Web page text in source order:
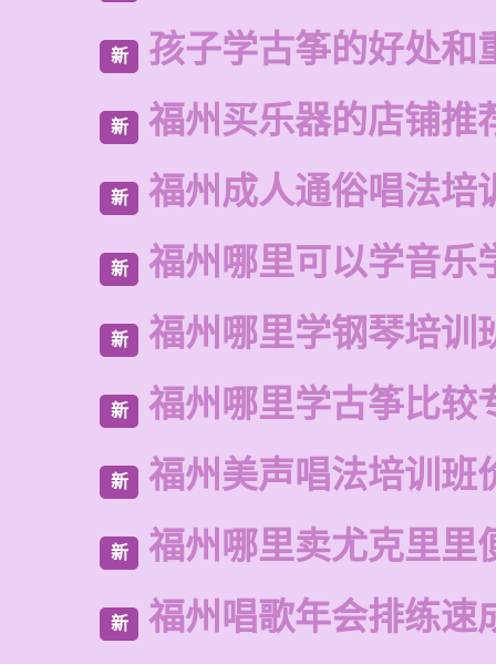
新 孩子学古筝的好处和
新 福州买乐器的店铺推
新 福州成人通俗唱法培
新 福州哪里可以学音乐
新 福州哪里学钢琴培训
新 福州哪里学古筝比较
新 福州美声唱法培训班
新 福州哪里卖尤克里里
新 福州唱歌年会排练速